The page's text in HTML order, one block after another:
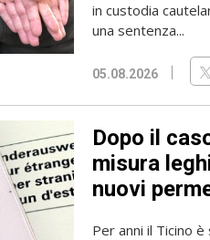
in custodia
una sentenza...
05.08.2026
Dopo il
misura
nuovi
Per anni il Ticino